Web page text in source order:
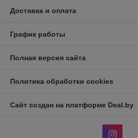
Доставка и оплата
График работы
Полная версия сайта
Политика обработки cookies
Сайт создан на платформе Deal.by